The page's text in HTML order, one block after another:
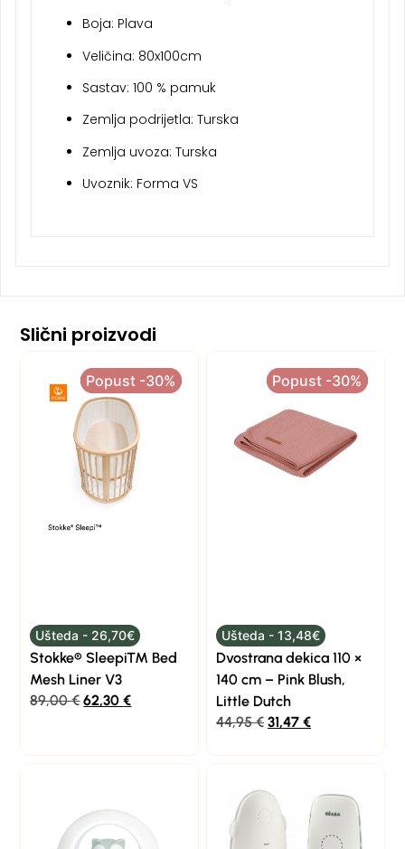
Boja: Plava
Veličina: 80x100cm
Sastav: 100 % pamuk
Zemlja podrijetla: Turska
Zemlja uvoza: Turska
Uvoznik: Forma VS
Slični proizvodi
Popust -30%
Popust -30%
Ušteda - 26,70€
Stokke® Sleepi™ Bed
Mesh Liner V3
89,00€ 62,30€
Popust -30%
Popust -30%
Ušteda - 13,48€
Dvostrana dekica 110 ×
140 cm – Pink Blush,
Little Dutch
44,95€ 31,47 €